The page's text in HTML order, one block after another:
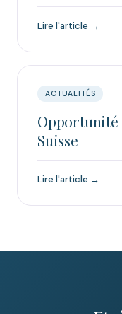
Lire l'article →
ACTUALITÉS
Opportunité
Suisse
Lire l'article →